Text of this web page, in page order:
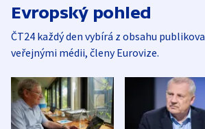
Evropský pohled
ČT24 každý den vybírá z obsahu
veřejnými médii, členy Eurovize.